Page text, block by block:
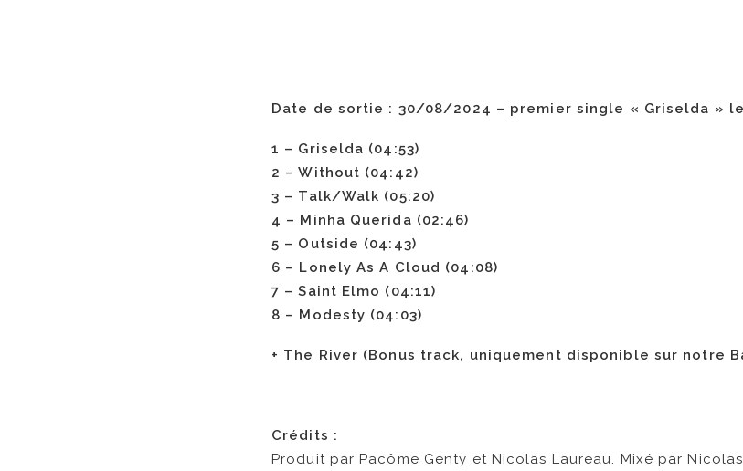
Date de sortie : 30/08/2024 – premier single « Griselda »
1 – Griselda (04:53)
2 – Without (04:42)
3 – Talk/Walk (05:20)
4 – Minha Querida (02:46)
5 – Outside (04:43)
6 – Lonely As A Cloud (04:08)
7 – Saint Elmo (04:11)
8 – Modesty (04:03)
+ The River (Bonus track, uniquement disponible sur notre
Crédits :
Produit par Pacôme Genty et Nicolas Laureau. Mixé par